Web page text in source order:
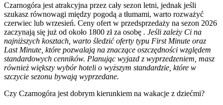
Czarnogóra jest atrakcyjna przez cały sezon letni, jednak jeśli
szukasz równowagi między pogodą a tłumami, warto rozważyć
czerwiec lub wrzesień. Ceny ofert w przedsprzedaży na sezon 2026
zaczynają się już od około 1800 zł za osobę . Jeśli zależy Ci na
najniższych kosztach, warto śledzić oferty typu First Minute oraz
Last Minute, które pozwalają na znaczące oszczędności względem
standardowych cenników. Planując wyjazd z wyprzedzeniem, masz
również większy wybór hoteli o wyższym standardzie, które w
szczycie sezonu bywają wyprzedane.
Czy Czarnogóra jest dobrym kierunkiem na wakacje z dziećmi?